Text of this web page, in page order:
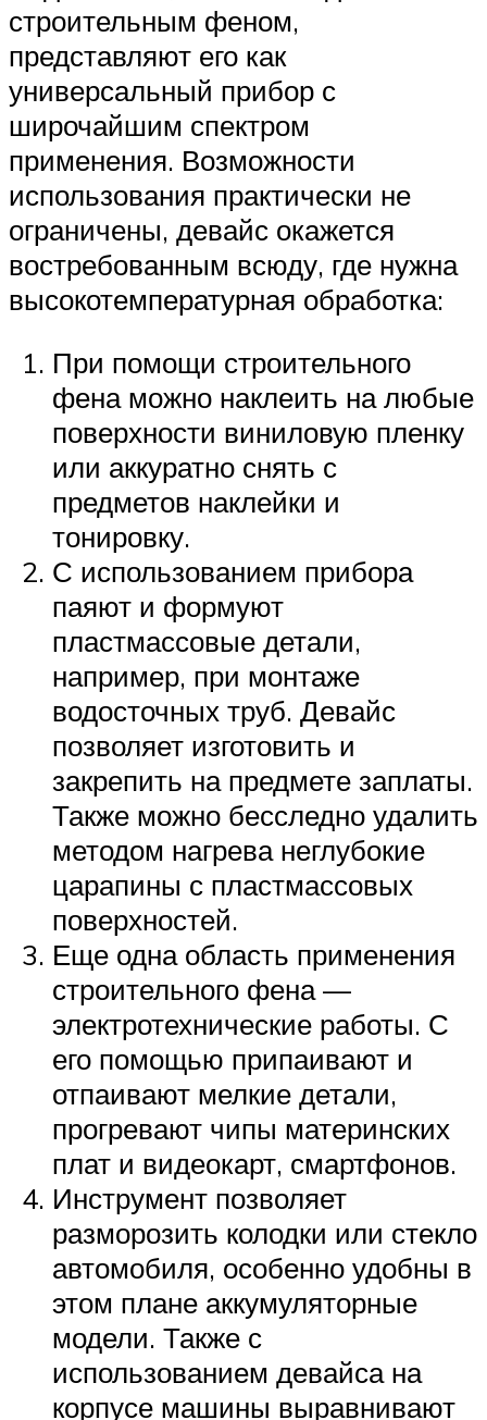
строительным феном,
представляют его как
универсальный прибор с
широчайшим спектром
применения. Возможности
использования практически не
ограничены, девайс окажется
востребованным всюду, где нужна
высокотемпературная обработка:
При помощи строительного
фена можно наклеить на любые
поверхности виниловую пленку
или аккуратно снять с
предметов наклейки и
тонировку.
С использованием прибора
паяют и формуют
пластмассовые детали,
например, при монтаже
водосточных труб. Девайс
позволяет изготовить и
закрепить на предмете заплаты.
Также можно бесследно удалить
методом нагрева неглубокие
царапины с пластмассовых
поверхностей.
Еще одна область применения
строительного фена —
электротехнические работы. С
его помощью припаивают и
отпаивают мелкие детали,
прогревают чипы материнских
плат и видеокарт, смартфонов.
Инструмент позволяет
разморозить колодки или стекло
автомобиля, особенно удобны в
этом плане аккумуляторные
модели. Также с
использованием девайса на
корпусе машины выравнивают